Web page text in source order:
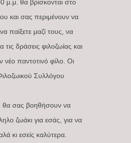
μ.μ. θα βρίσκονται στο
και σας περιμένουν να
παίξετε μαζί τους, να
τις δράσεις φιλοζωίας και
νέο παντοτινό φίλο. Οι
Συλλόγου
θα σας βοηθήσουν να
ζωάκι για εσάς, για να
κι εσείς καλύτερα.